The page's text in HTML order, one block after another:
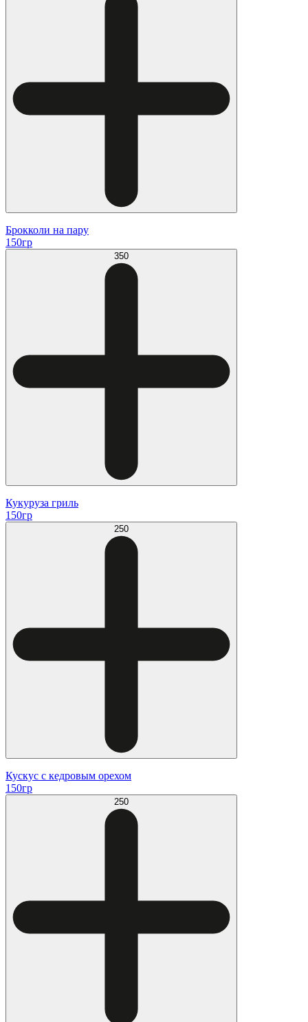
Брокколи на пару
150гр
350
Кукуруза гриль
150гр
250
Кускус с кедровым орехом
150гр
250